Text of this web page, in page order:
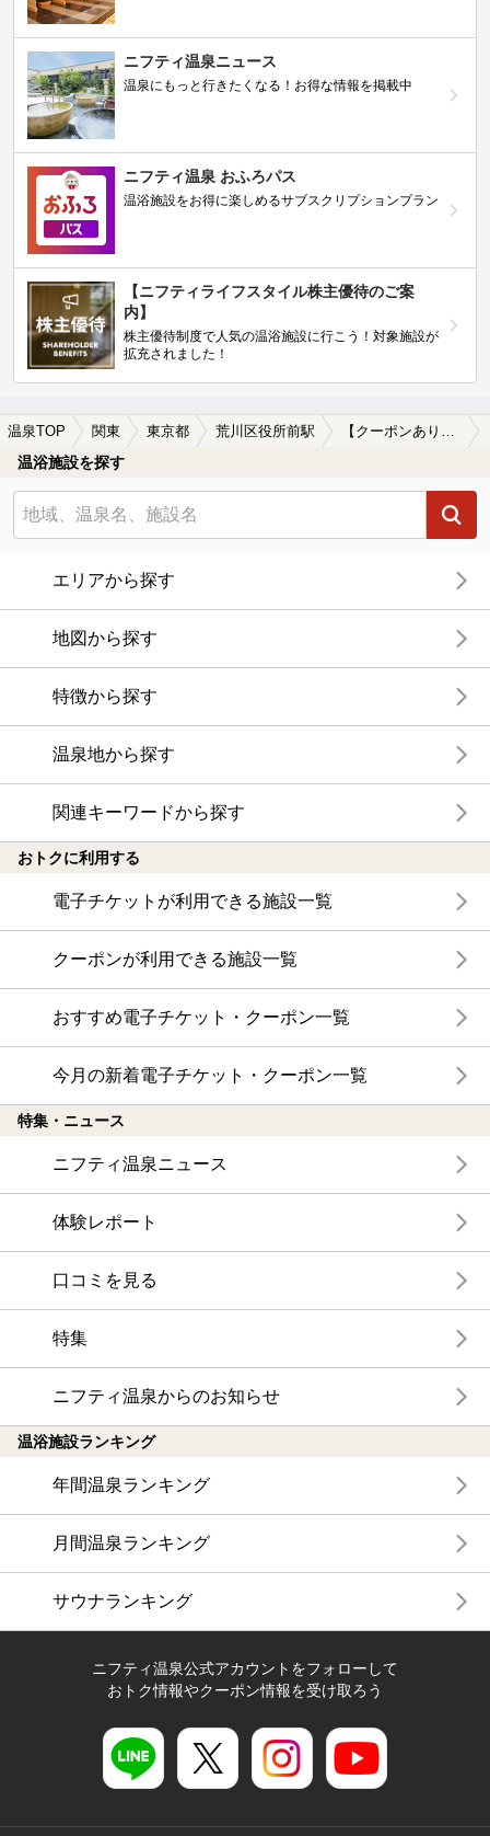
ニフティ温泉ニュース
温泉にもっと行きたくなる！お得な情報を掲載中
ニフティ温泉 おふろパス
温浴施設をお得に楽しめるサブスクリプションプラン
【ニフティライフスタイル株主優待のご案
内】
株主優待制度で人気の温浴施設に行こう！対象施設が
拡充されました！
温泉TOP 関東 東京都 荒川区役所前駅 【クーポンあり】塩化物泉が楽しめる荒川区役所前駅近くの温泉、日帰り温泉、スーパー銭湯おすすめ
温浴施設を探す
エリアから探す
地図から探す
特徴から探す
温泉地から探す
関連キーワードから探す
おトクに利用する
電子チケットが利用できる施設一覧
クーポンが利用できる施設一覧
おすすめ電子チケット・クーポン一覧
今月の新着電子チケット・クーポン一覧
特集・ニュース
ニフティ温泉ニュース
体験レポート
口コミを見る
特集
ニフティ温泉からのお知らせ
温浴施設ランキング
年間温泉ランキング
月間温泉ランキング
サウナランキング
ニフティ温泉公式アカウントをフォローして
おトク情報やクーポン情報を受け取ろう